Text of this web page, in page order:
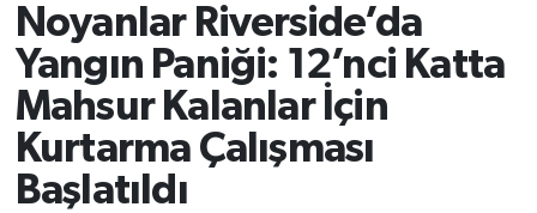
Noyanlar Riverside’da
Yangın Paniği: 12’nci Katta
Mahsur Kalanlar İçin
Kurtarma Çalışması
Başlatıldı
SAĞLIK
SPOR
TEKNOLOJİ
Tüm Manşetler
Son Dakika Haberleri
Haber Arşivi